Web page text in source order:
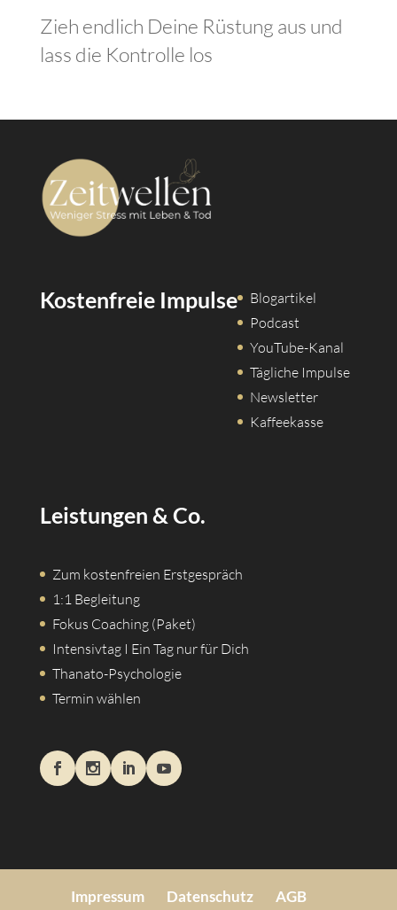
Zieh endlich Deine Rüstung aus und
lass die Kontrolle los
Kostenfreie Impulse
Blogartikel
Podcast
YouTube-Kanal
Tägliche Impulse
Newsletter
Kaffeekasse
Leistungen & Co.
Zum kostenfreien Erstgespräch
1:1 Begleitung
Fokus Coaching (Paket)
Intensivtag I Ein Tag nur für Dich
Thanato-Psychologie
Termin wählen
Impressum Datenschutz AGB